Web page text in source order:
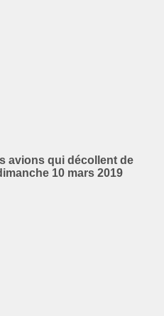
avions qui décollent de
10 mars 2019